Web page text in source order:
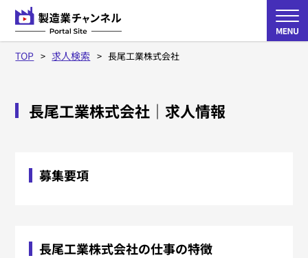
TOP 求人検索 長尾工業株式会社
長尾工業株式会社 ｜求人情報
募集要項
長尾工業株式会社の仕事の特徴